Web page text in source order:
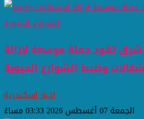
تقود حملة موسعة لإزالة
وضبط الشوارع الحيوية
اخبار اسكندرية
الجمعة 07 أغسطس 2026 03:33 مساءً